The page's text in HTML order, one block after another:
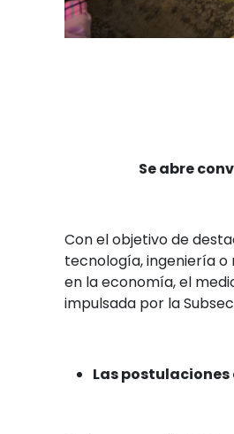
Se abre
Con el objetivo de
tecnología, ingeniería
en la economía, el
impulsada por la
Las